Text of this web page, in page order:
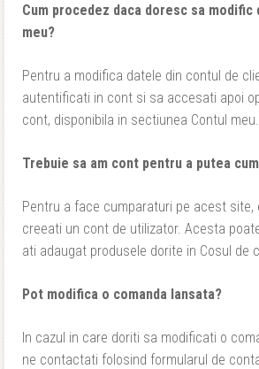
Cum procedez daca doresc sa
meu?
Pentru a modifica datele din contul de
autentificati in cont si sa accesati apoi
cont, disponibila in sectiunea Contul meu.
Trebuie sa am cont pentru a putea
Pentru a face cumparaturi pe acest site,
creeati un cont de utilizator. Acesta
ati adaugat produsele dorite in Cosul de
Pot modifica o comanda lansata?
In cazul in care doriti sa modificati o
ne contactati folosind formularul de